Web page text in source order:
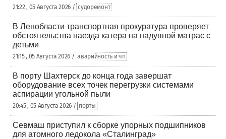
21:22 , 05 Августа 2026 / судоремонт
В Ленобласти транспортная прокуратура проверяет
обстоятельства наезда катера на надувной матрас с
детьми
21:15 , 05 Августа 2026 / аварийность и чп
В порту Шахтерск до конца года завершат
оборудование всех точек перегрузки системами
аспирации угольной пыли
20:45 , 05 Августа 2026 / порты
Севмаш приступил к сборке упорных подшипников
для атомного ледокола «Сталинград»